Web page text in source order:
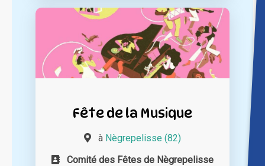
Fête de la Musique
à Nègrepelisse (82)
Comité des Fêtes de Nègrepelisse